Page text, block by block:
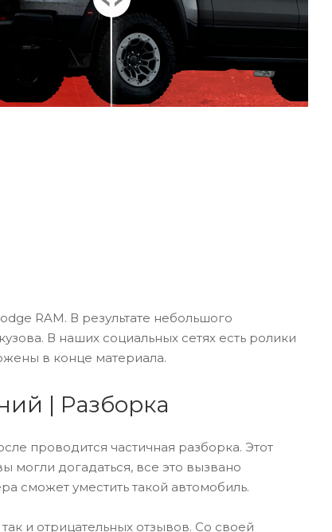
RAM. В результате небольшого
В наших социальных сетях есть ролики
в конце материала.
| Разборка
проводится частичная разборка. Этот
могли догадаться, все это вызвано
сможет уместить такой автомобиль.
и отрицательных отзывов. Со своей